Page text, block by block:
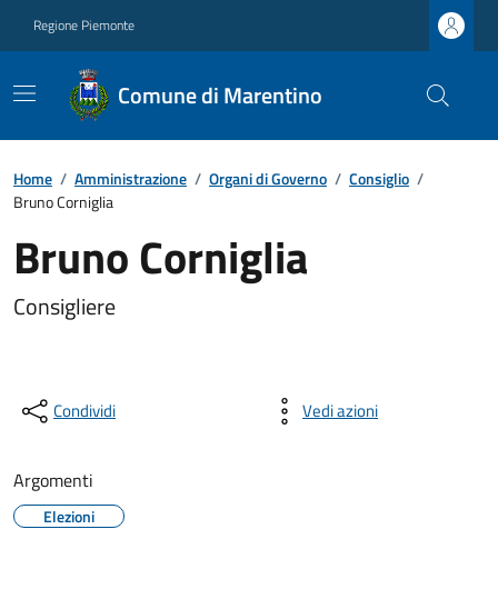
Regione Piemonte
Comune di Marentino
Home / Amministrazione / Organi di Governo / Consiglio /
Bruno Corniglia
Bruno Corniglia
Consigliere
Condividi Vedi azioni
Argomenti
Elezioni